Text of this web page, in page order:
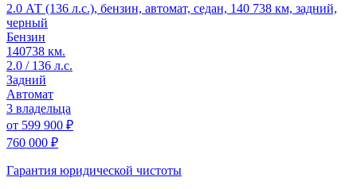
2.0 АТ (136 л.с.), бензин, автомат, седан, 140 738 км, задний,
черный
Бензин
140738 км.
2.0 / 136 л.с.
Задний
Автомат
3 владельца
от 599 900 ₽
760 000 ₽
Гарантия юридической чистоты